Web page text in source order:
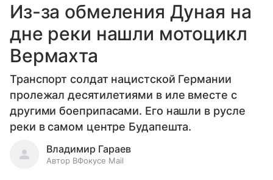
Из-за обмеления Дуная на
дне реки нашли мотоцикл
Вермахта
Транспорт солдат нацистской Германии
пролежал десятилетиями в иле вместе с
другими боеприпасами. Его нашли в русле
реки в самом центре Будапешта.
Владимир Гараев
Автор ВФокусе Mail